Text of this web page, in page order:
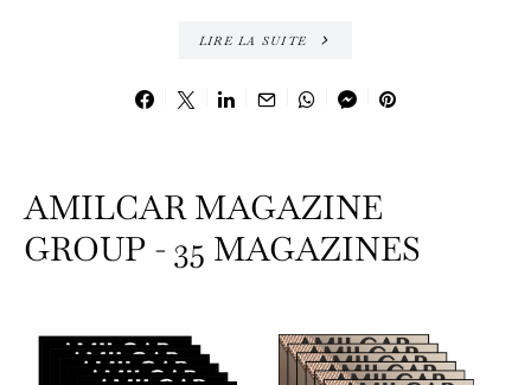
LIRE LA SUITE
AMILCAR MAGAZINE
GROUP - 35 MAGAZINES